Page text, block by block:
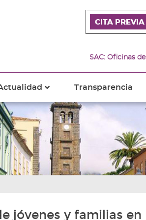
CITA PREVIA
SAC: Oficinas
Transparencia
jóvenes y familias en